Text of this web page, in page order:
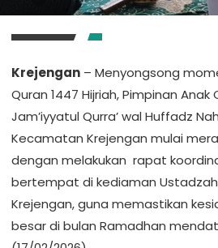
Krejengan – Menyongsong
Quran 1447 Hijriah, Pimpinan
Jam’iyyatul Qurra’ wal Huffadz
Kecamatan Krejengan mulai
dengan melakukan rapat
bertempat di kediaman Ustadzah
Krejengan, guna memastikan
besar di bulan Ramadhan